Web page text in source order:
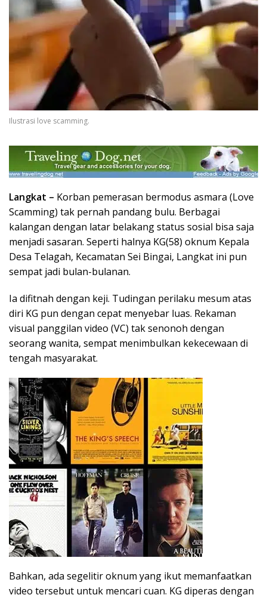
Ilustrasi love scamming.
Langkat – Korban pemerasan bermodus asmara (Love
Scamming) tak pernah pandang bulu. Berbagai
kalangan dengan latar belakang status sosial bisa saja
menjadi sasaran. Seperti halnya KG(58) oknum Kepala
Desa Telagah, Kecamatan Sei Bingai, Langkat ini pun
sempat jadi bulan-bulanan.
Ia difitnah dengan keji. Tudingan perilaku mesum atas
diri KG pun dengan cepat menyebar luas. Rekaman
visual panggilan video (VC) tak senonoh dengan
seorang wanita, sempat menimbulkan kekecewaan di
tengah masyarakat.
Bahkan, ada segelitir oknum yang ikut memanfaatkan
video tersebut untuk mencari cuan. KG diperas dengan